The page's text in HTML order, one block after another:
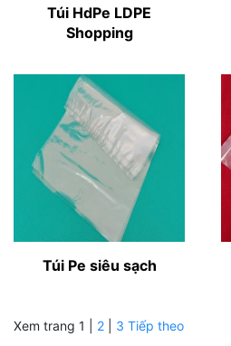
Túi HdPe LDPE
Shopping
Túi Pe siêu sạch
Xem trang 1 2 3 Tiếp theo